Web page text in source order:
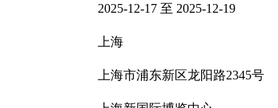
2025-12-17 至 2025-12-19
上海
上海市浦东新区龙阳路2345号